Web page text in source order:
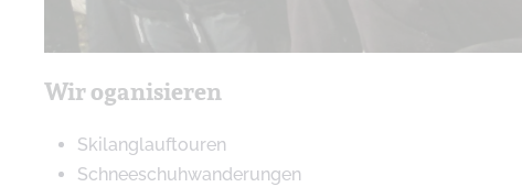
Wir oganisieren
Skilanglauftouren
Schneeschuhwanderungen